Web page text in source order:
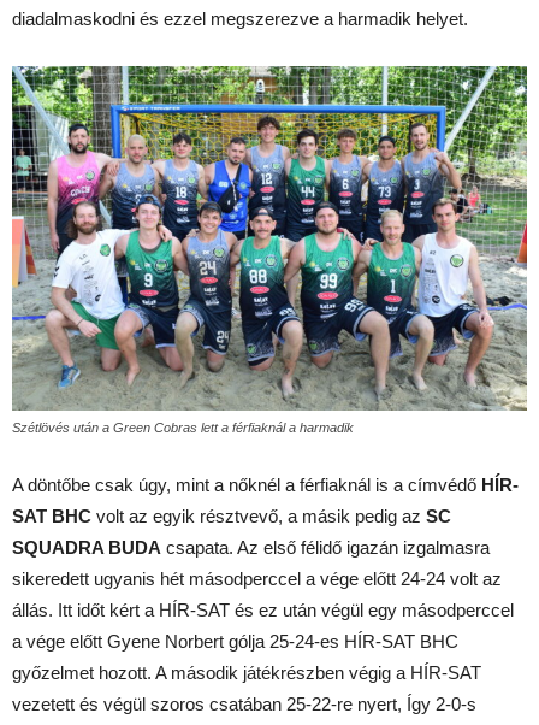
diadalmaskodni és ezzel megszerezve a harmadik helyet.
Szétlövés után a Green Cobras lett a férfiaknál a harmadik
A döntőbe csak úgy, mint a nőknél a férfiaknál is a címvédő HÍR-
SAT BHC volt az egyik résztvevő, a másik pedig az SC
SQUADRA BUDA csapata. Az első félidő igazán izgalmasra
sikeredett ugyanis hét másodperccel a vége előtt 24-24 volt az
állás. Itt időt kért a HÍR-SAT és ez után végül egy másodperccel
a vége előtt Gyene Norbert gólja 25-24-es HÍR-SAT BHC
győzelmet hozott. A második játékrészben végig a HÍR-SAT
vezetett és végül szoros csatában 25-22-re nyert, Így 2-0-s